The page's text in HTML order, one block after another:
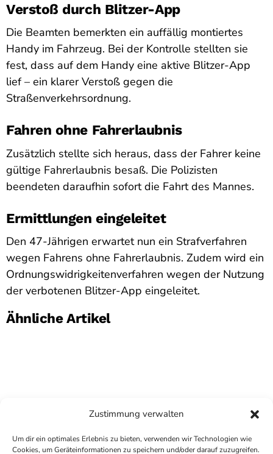
Zustimmung verwalten
Um dir ein optimales Erlebnis zu bieten, verwenden wir Technologien wie
Cookies, um Geräteinformationen zu speichern und/oder darauf zuzugreifen.
Verstoß durch Blitzer-App
Die Beamten bemerkten ein auffällig montiertes
Handy im Fahrzeug. Bei der Kontrolle stellten sie
fest, dass auf dem Handy eine aktive Blitzer-App
lief – ein klarer Verstoß gegen die
Straßenverkehrsordnung.
Fahren ohne Fahrerlaubnis
Zusätzlich stellte sich heraus, dass der Fahrer keine
gültige Fahrerlaubnis besaß. Die Polizisten
beendeten daraufhin sofort die Fahrt des Mannes.
Ermittlungen eingeleitet
Den 47-Jährigen erwartet nun ein Strafverfahren
wegen Fahrens ohne Fahrerlaubnis. Zudem wird ein
Ordnungswidrigkeitenverfahren wegen der Nutzung
der verbotenen Blitzer-App eingeleitet.
Ähnliche Artikel